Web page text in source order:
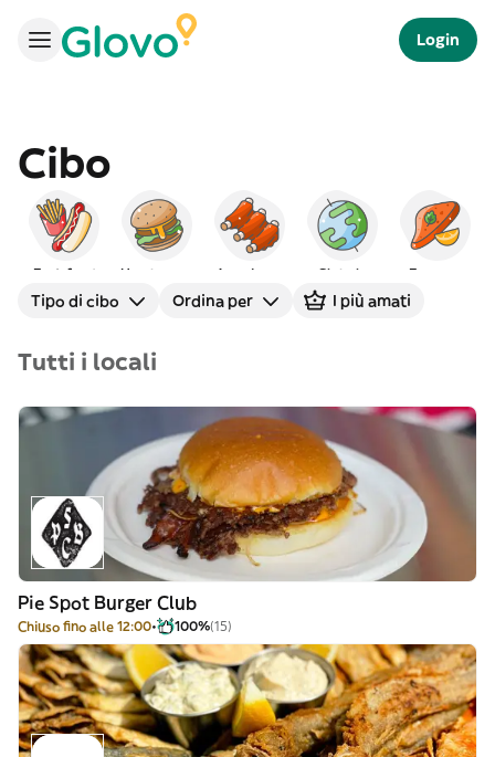
Login
Cibo
Fast-food Hamburger Americano Globale Europeo
Tipo di cibo Ordina per I più amati
Tutti i locali
Pie Spot Burger Club
Chiuso fino alle 12:00 100%(15)